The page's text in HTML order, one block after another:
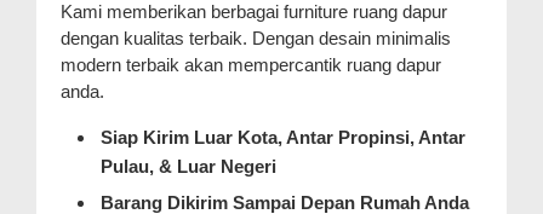
Kami memberikan berbagai furniture ruang dapur
dengan kualitas terbaik. Dengan desain minimalis
modern terbaik akan mempercantik ruang dapur
anda.
Siap Kirim Luar Kota, Antar Propinsi, Antar
Pulau, & Luar Negeri
Barang Dikirim Sampai Depan Rumah Anda